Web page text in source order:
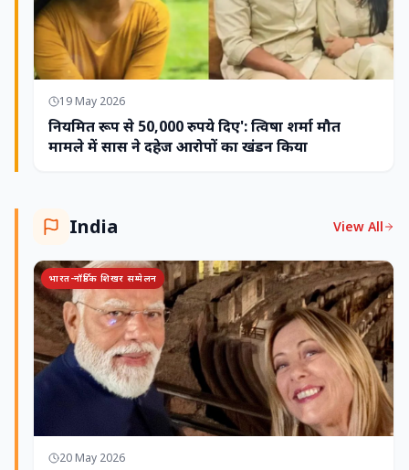
19 May 2026
नियमित रूप से 50,000 रुपये दिए': त्विषा शर्मा मौत
मामले में सास ने दहेज आरोपों का खंडन किया
India View All
भारत-नॉर्डिक शिखर सम्मेलन
20 May 2026